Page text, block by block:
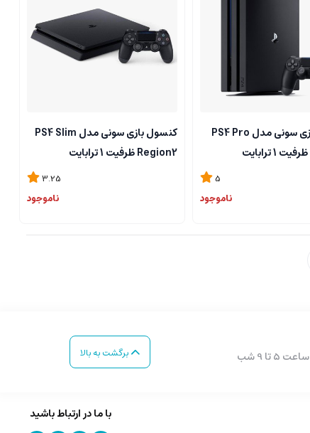
کنسول بازی سونی مدل PS4 Pro
5
ناموجود
کنسول بازی سونی مدل PS4 Slim
Region2 ظرفیت 1 ترابایت
3.25
ناموجود
برگشت به بالا
با ما در ارتباط باشید